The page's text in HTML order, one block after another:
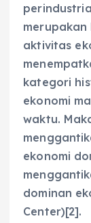
aktivitas
kategori
ekonomi
waktu.
ekonomi
dominan
Center)[2].